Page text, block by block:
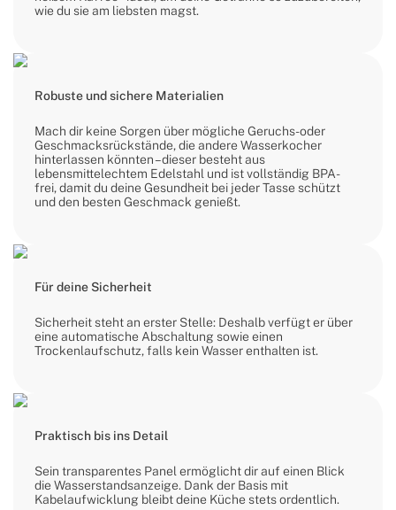
wie du sie am liebsten magst.
Robuste und sichere Materialien
Mach dir keine Sorgen über mögliche Geruchs- oder
Geschmacksrückstände, die andere Wasserkocher
hinterlassen könnten – dieser besteht aus
lebensmittelechtem Edelstahl und ist vollständig BPA-
frei, damit du deine Gesundheit bei jeder Tasse schützt
und den besten Geschmack genießt.
Für deine Sicherheit
Sicherheit steht an erster Stelle: Deshalb verfügt er über
eine automatische Abschaltung sowie einen
Trockenlaufschutz, falls kein Wasser enthalten ist.
Praktisch bis ins Detail
Sein transparentes Panel ermöglicht dir auf einen Blick
die Wasserstandsanzeige. Dank der Basis mit
Kabelaufwicklung bleibt deine Küche stets ordentlich.